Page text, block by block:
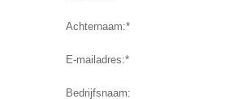
Achternaam:*
E-mailadres:*
Bedrijfsnaam: